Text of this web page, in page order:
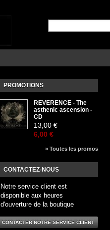
PROMOTIONS
REVERENCE - The
asthenic ascension -
CD
13,00 €
6,00 €
» Toutes les promos
CONTACTEZ-NOUS
Notre service client est
disponible aux heures
d'ouverture de la boutique
CONTACTER NOTRE SERVICE CLIENT